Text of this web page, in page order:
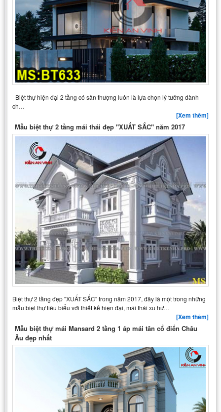
Biệt thự hiện đại 2 tầng có sân thượng luôn là lựa chọn lý tưởng dành
ch…
[Xem thêm]
Mẫu biệt thự 2 tầng mái thái đẹp "XUẤT SẮC" năm 2017
Biệt thự 2 tầng đẹp "XUẤT SẮC" trong năm 2017, đây là một trong những
mẫu biệt thự tiêu biểu với thiết kế hiện đại, mái thái xu hư…
[Xem thêm]
Mẫu biệt thự mái Mansard 2 tầng 1 áp mái tân cổ điển Châu
Âu đẹp nhất